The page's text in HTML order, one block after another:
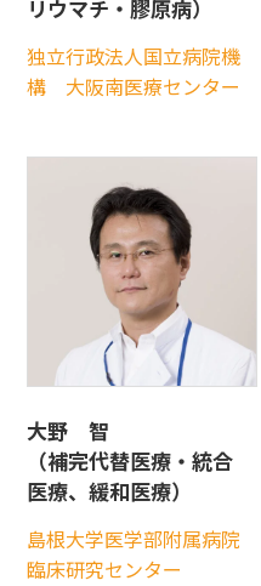
リウマチ・膠原病）
独立行政法人国立病院機
構
大阪南医療センター
大野 智
（補完代替医療・統合
医療、緩和医療）
島根大学医学部附属病院
臨床研究センター